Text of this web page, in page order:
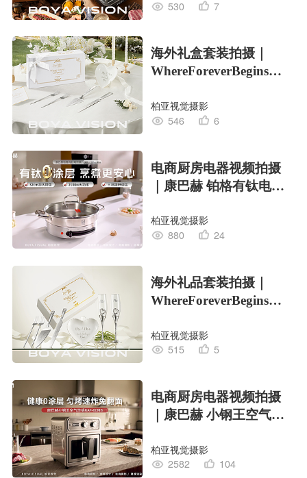
530
7
海外礼盒套装拍摄｜
WhereForeverBegins婚
柏亚视觉摄影
546
6
电商厨房电器视频拍摄
｜康巴赫 铂格有钛电煎
柏亚视觉摄影
880
24
海外礼品套装拍摄｜
WhereForeverBegins婚
柏亚视觉摄影
515
5
电商厨房电器视频拍摄
｜康巴赫 小钢王空气炸
柏亚视觉摄影
2582
104